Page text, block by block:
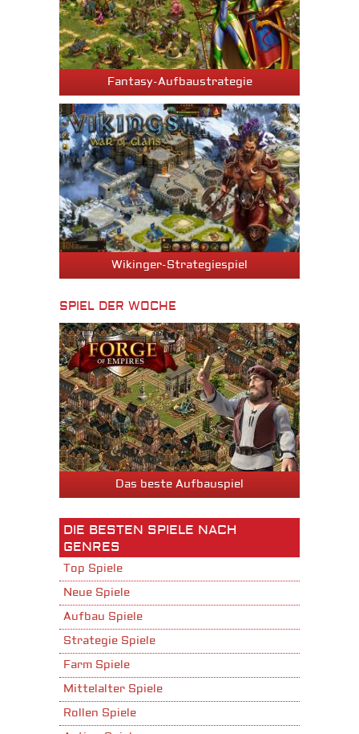
Fantasy-Aufbaustrategie
Wikinger-Strategiespiel
SPIEL DER WOCHE
Das beste Aufbauspiel
DIE BESTEN SPIELE NACH
GENRES
Top Spiele
Neue Spiele
Aufbau Spiele
Strategie Spiele
Farm Spiele
Mittelalter Spiele
Rollen Spiele